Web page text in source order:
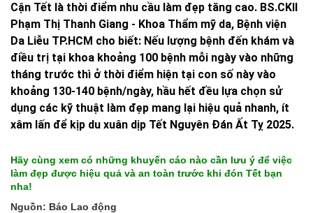
Cận Tết là thời điểm nhu cầu làm đẹp tăng cao. BS.CKII
Phạm Thị Thanh Giang - Khoa Thẩm mỹ da, Bệnh viện
Da Liễu TP.HCM cho biết: Nếu lượng bệnh đến khám và
điều trị tại khoa khoảng 100 bệnh mỗi ngày vào những
tháng trước thì ở thời điểm hiện tại con số này vào
khoảng 130-140 bệnh/ngày, hầu hết đều lựa chọn sử
dụng các kỹ thuật làm đẹp mang lại hiệu quả nhanh, ít
xâm lấn để kịp du xuân dịp Tết Nguyên Đán Ất Tỵ 2025.
Hãy cùng xem có những khuyến cáo nào cần lưu ý để việc
làm đẹp được hiệu quả và an toàn trước khi đón Tết bạn
nha!
Nguồn: Báo Lao động